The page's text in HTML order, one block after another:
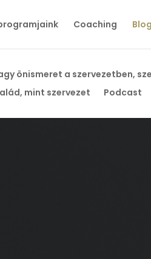
Coaching Blog
önismeret a szervezetben,
mint szervezet Podcast